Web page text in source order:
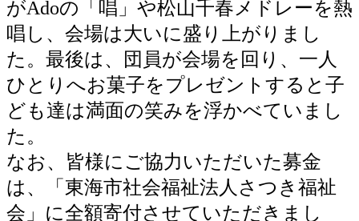
がAdoの「唱」や松山千春メドレーを熱
唱し、会場は大いに盛り上がりまし
た。最後は、団員が会場を回り、一人
ひとりへお菓子をプレゼントすると子
ども達は満面の笑みを浮かべていまし
た。
なお、皆様にご協力いただいた募金
は、「東海市社会福祉法人さつき福祉
会」に全額寄付させていただきまし